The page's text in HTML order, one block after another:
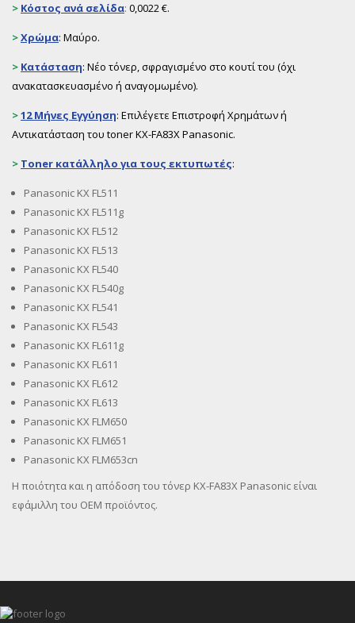
> Κόστος ανά σελίδα: 0,0022 €.
>Χρώμα: Μαύρο.
> Κατάσταση: Νέο τόνερ, σφραγισμένο στο κουτί του (όχι
ανακατασκευασμένο ή αναγομωμένο).
>12 Μήνες Εγγύηση: Επιλέγετε Επιστροφή Χρημάτων ή
Αντικατάσταση του toner KX-FA83X Panasonic.
> Toner κατάλληλο για τους εκτυπωτές:
Panasonic KX FL511
Panasonic KX FL511g
Panasonic KX FL512
Panasonic KX FL513
Panasonic KX FL540
Panasonic KX FL540g
Panasonic KX FL541
Panasonic KX FL543
Panasonic KX FL611g
Panasonic KX FL611
Panasonic KX FL612
Panasonic KX FL613
Panasonic KX FLM650
Panasonic KX FLM651
Panasonic KX FLM653cn
Η ποιότητα και η απόδοση του τόνερ KX-FA83X Panasonic είναι
εφάμιλλη του OEM προϊόντος.